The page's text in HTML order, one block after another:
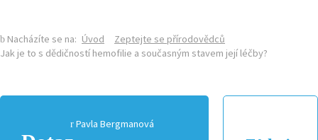
Nacházíte se na: Úvod
Zeptejte se přírodovědců
Jak je to s dědičností hemofilie a současným stavem její léčby?
Pavla Bergmanová